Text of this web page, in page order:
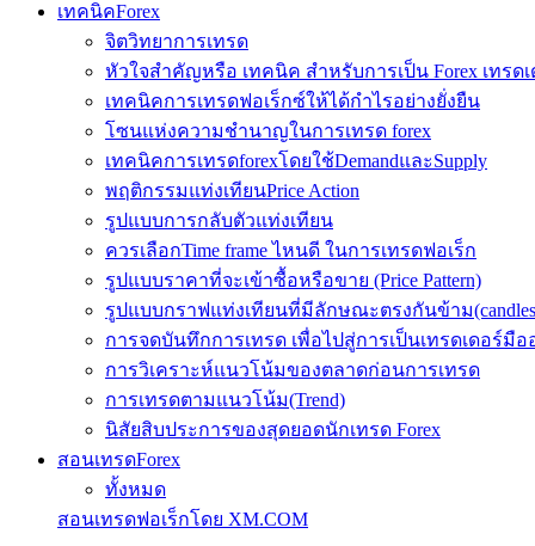
เทคนิคForex
จิตวิทยาการเทรด
หัวใจสำคัญหรือ เทคนิค สำหรับการเป็น Forex เทรดเ
เทคนิคการเทรดฟอเร็กซ์ให้ได้กำไรอย่างยั่งยืน
โซนแห่งความชำนาญในการเทรด forex
เทคนิคการเทรดforexโดยใช้DemandและSupply
พฤติกรรมแท่งเทียนPrice Action
รูปแบบการกลับตัวแท่งเทียน
ควรเลือกTime frame ไหนดี ในการเทรดฟอเร็ก
รูปแบบราคาที่จะเข้าซื้อหรือขาย (Price Pattern)
รูปแบบกราฟแท่งเทียนที่มีลักษณะตรงกันข้าม
การจดบันทึกการเทรด เพื่อไปสู่การเป็นเทรดเดอร์มื
การวิเคราะห์แนวโน้มของตลาดก่อนการเทรด
การเทรดตามแนวโน้ม(Trend)
นิสัยสิบประการของสุดยอดนักเทรด Forex
สอนเทรดForex
ทั้งหมด
สอนเทรดฟอเร็กโดย XM.COM